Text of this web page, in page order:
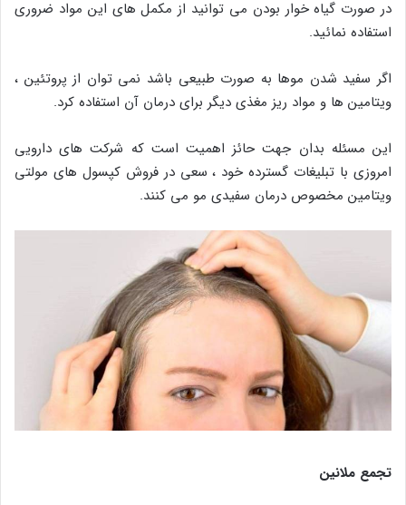
در صورت گیاه خوار بودن می توانید از مکمل های این مواد ضروری
استفاده نمائید.
اگر سفید شدن موها به صورت طبیعی باشد نمی توان از پروتئین ،
ویتامین ها و مواد ریز مغذی دیگر برای درمان آن استفاده کرد.
این مسئله بدان جهت حائز اهمیت است که شرکت های دارویی
امروزی با تبلیغات گسترده خود ، سعی در فروش کپسول های مولتی
ویتامین مخصوص درمان سفیدی مو می کنند.
تجمع ملانین